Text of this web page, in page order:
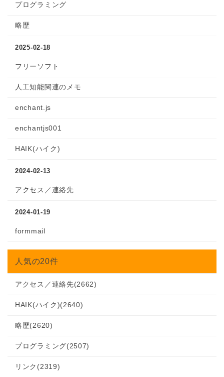
プログラミング
略歴
2025-02-18
フリーソフト
人工知能関連のメモ
enchant.js
enchantjs001
HAIK(ハイク)
2024-02-13
アクセス／連絡先
2024-01-19
formmail
人気の20件
アクセス／連絡先(2662)
HAIK(ハイク)(2640)
略歴(2620)
プログラミング(2507)
リンク (2319)